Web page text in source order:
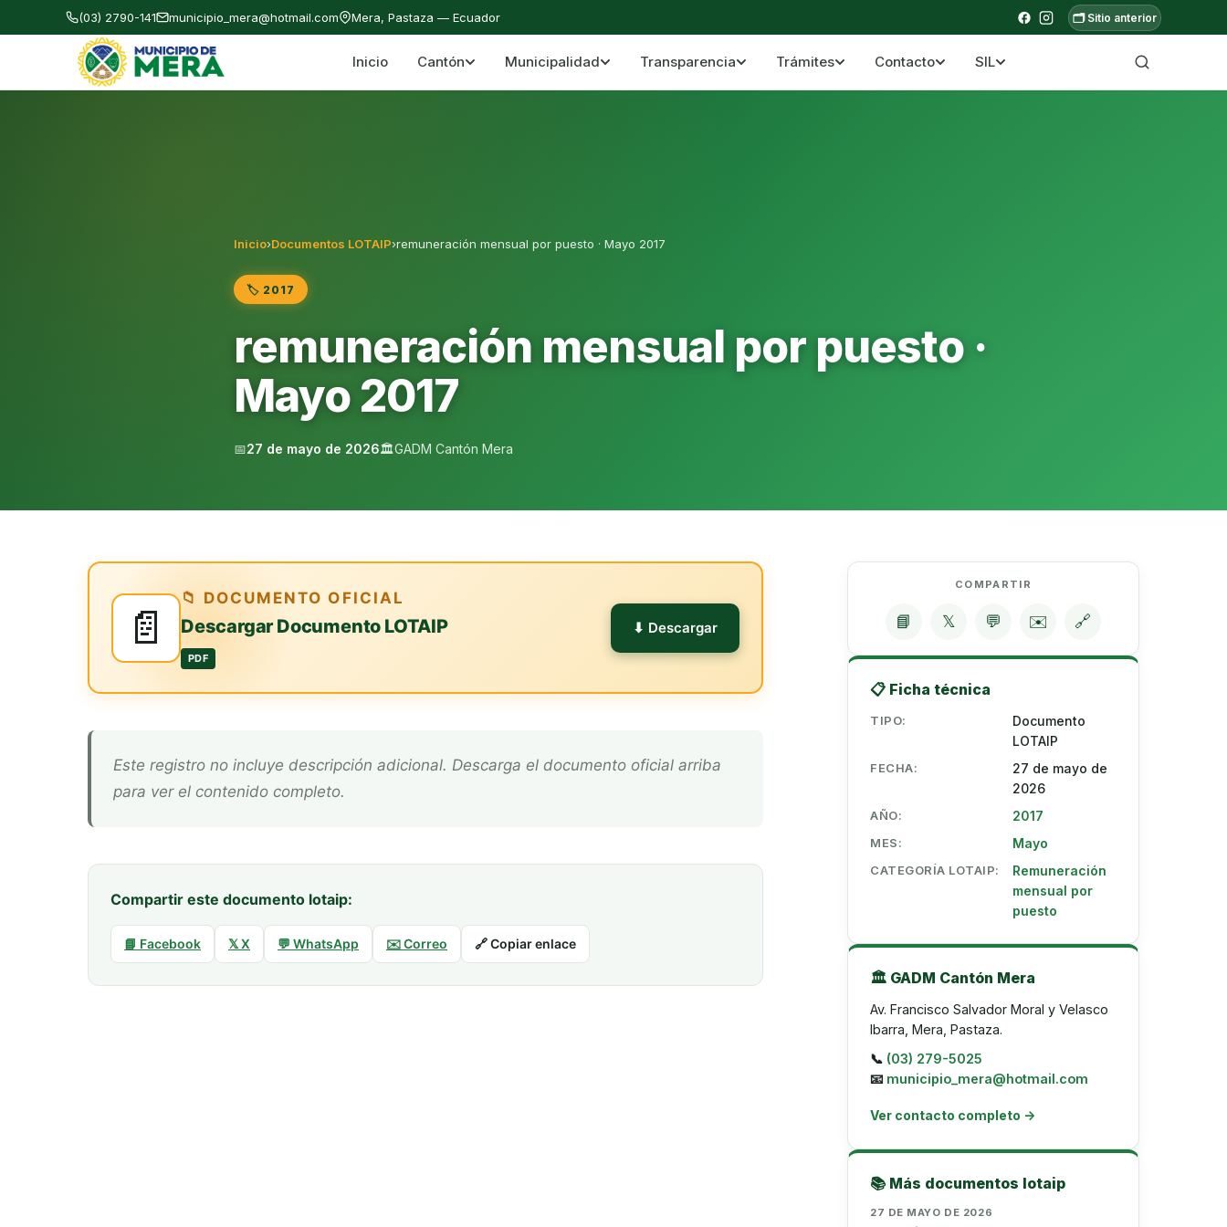
(03) 2790-141 municipio_mera@hotmail.com Mera, Pastaza — Ecuador 🗂️ Sitio anterior
Gobierno Autónomo Descentralizado Municipal del Cantón Mera Cantón Mera · Pastaza · Llanganates y Amazonía ecuatoriana
Inicio Cantón Municipalidad Transparencia Trámites Contacto SIL
Inicio›Documentos LOTAIP›remuneración mensual por puesto · Mayo 2017
🏷️ 2017
remuneración mensual por puesto ·
Mayo 2017
📅27 de mayo de 2026🏛️GADM Cantón Mera
📄
📁 DOCUMENTO OFICIAL
Descargar Documento LOTAIP
PDF
⬇ Descargar
Este registro no incluye descripción adicional. Descarga el documento oficial arriba
para ver el contenido completo.
Compartir este documento lotaip:
📘 Facebook 𝕏 X 💬 WhatsApp ✉️ Correo 🔗 Copiar enlace
COMPARTIR
📘 𝕏 💬 ✉️ 🔗
📋 Ficha técnica
TIPO:
Documento
LOTAIP
FECHA:
27 de mayo de
2026
AÑO: 2017
MES: Mayo
CATEGORÍA LOTAIP:
Remuneración
mensual por
puesto
🏛️ GADM Cantón Mera
Av. Francisco Salvador Moral y Velasco
Ibarra, Mera, Pastaza.
📞 (03) 279-5025
📧 municipio_mera@hotmail.com
Ver contacto completo →
📚 Más documentos lotaip
27 DE MAYO DE 2026